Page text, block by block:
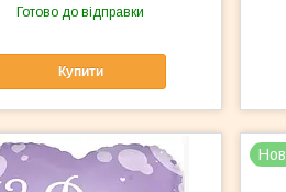
Готово до відправки
Купити